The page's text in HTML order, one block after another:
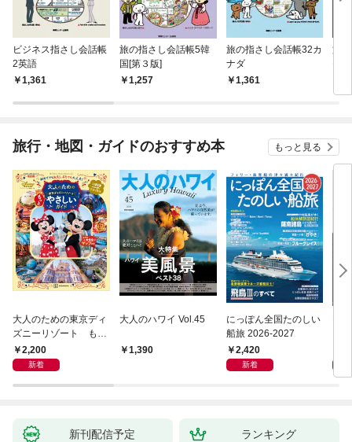
ビジネス指さし会話帳
2英語
1,361
旅の指さし会話帳5韓
国[第３版]
1,257
旅の指さし会話帳32カ
ナダ
1,361
旅
旅行・地図・ガイドのおすすめ本 もっと見る
大人のための東京ディ
ズニーリゾート もっ
とやさしいガイド
2,200
新着
大人のハワイ Vol.45
1,390
にっぽん全国たのしい
船旅 2026-2027
2,420
新着
新刊配信予定 ランキング